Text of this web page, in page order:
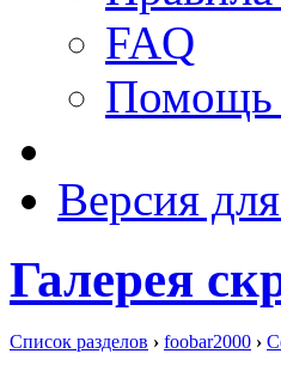
FAQ
Помощь
Версия
Галерея
Список разделов › foobar2000 ›